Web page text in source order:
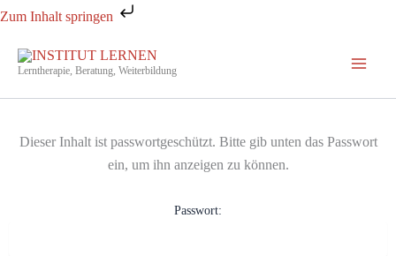
Zum Inhalt springen
Zum
springen
Lerntherapie, Beratung, Weiterbildung
Dieser Inhalt ist passwortgeschützt. Bitte gib unten das Passwort
ein, um ihn anzeigen zu können.
Passwort: